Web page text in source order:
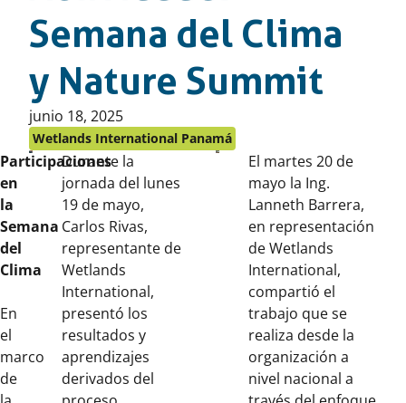
Semana del Clima
y Nature Summit
Publicado
en:
junio 18, 2025
Wetlands International Panamá
Participaciones
en
la
Semana
del
Clima
En
el
marco
de
Durante la
jornada del lunes
19 de mayo,
Carlos Rivas,
representante de
Wetlands
International,
presentó los
resultados y
aprendizajes
derivados del
El martes 20 de
mayo la Ing.
Lanneth Barrera,
en representación
de Wetlands
International,
compartió el
trabajo que se
realiza desde la
organización a
nivel nacional a